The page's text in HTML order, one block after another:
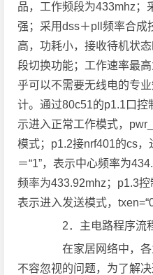
品，工作频段为433mhz；
强；采用dss＋pll频率合成
高，功耗小，接收待机状
段切换功能；工作速率最
乎可以不需要无线电的专
计。通过80c51的p1.1口控
示进入正常工作模式，
模式；p1.2接nrf401的cs
＝“1”，表示中心频率为
频率为433.92mhz；p1.3控
表示进入发送模式，
2．主电路程序流
在家居网络中，各
不容忽视的问题，为了解